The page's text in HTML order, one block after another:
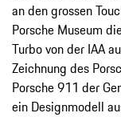
an den grossen
Porsche Museum
Turbo von der IAA
Zeichnung des
Porsche 911 der
ein Designmodell